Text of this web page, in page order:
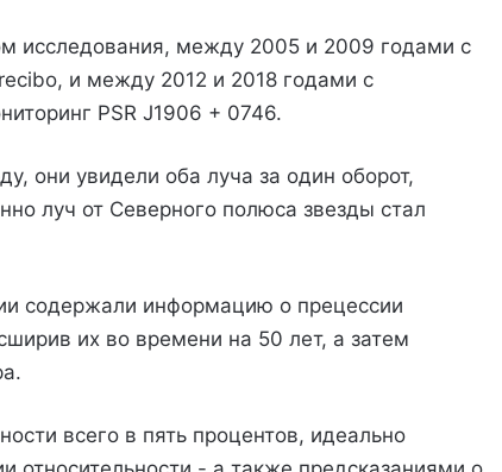
исследования, между 2005 и 2009 годами с
и между 2012 и 2018 годами с
PSR J1906 + 0746.
они увидели оба луча за один оборот,
луч от Северного полюса звезды стал
содержали информацию о прецессии
их во времени на 50 лет, а затем
всего в пять процентов, идеально